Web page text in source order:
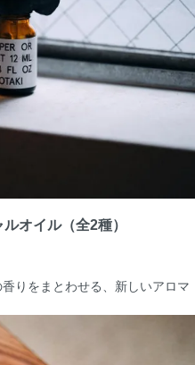
オイル（全2種）
りをまとわせる、新しいアロマ